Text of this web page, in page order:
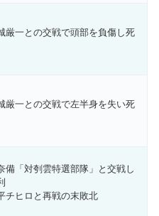
厳一との交戦で頭部を負傷し死
厳一との交戦で左半身を失い死
備「対刳雲特選部隊」と交戦し
チヒロと再戦の末敗北